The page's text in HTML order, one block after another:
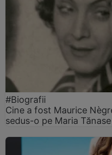
#Biografii
Cine a fost Maurice
sedus-o pe Maria Tănase